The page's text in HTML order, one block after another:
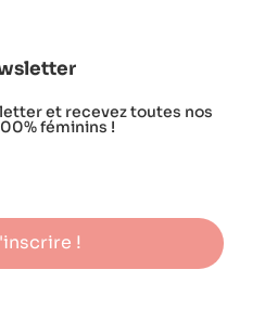
et recevez toutes nos
féminins !
!